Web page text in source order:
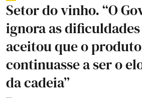
Setor do vinho. “O
ignora as
aceitou que o
continuasse a ser o
da cadeia”